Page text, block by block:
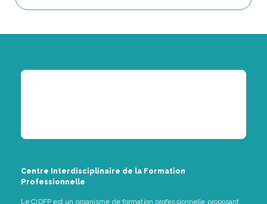
Centre Interdisciplinaire de la Formation
Professionnelle
Le CIDFP est un organisme de formation professionnelle proposant